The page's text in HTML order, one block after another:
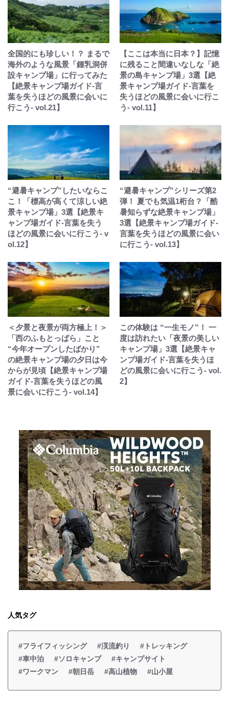
全国的にも珍しい！？ まるで
海外のような風景「鍾乳洞併
設キャンプ場」に行ってみた
【絶景キャンプ場ガイド-言
葉を失うほどの風景に会いに
行こう- vol.21】
【ここは本当に日本？】記憶
に残ること間違いなしな「絶
景の島キャンプ場」3選【絶
景キャンプ場ガイド-言葉を
失うほどの風景に会いに行こ
う- vol.11】
“避暑キャンプ”したいならこ
こ！「標高が高くて涼しい絶
景キャンプ場」3選【絶景キ
ャンプ場ガイド-言葉を失う
ほどの風景に会いに行こう- v
ol.12】
“避暑キャンプ”シリーズ第2
弾！ 夏でも気温1桁台？「酷
暑知らずな絶景キャンプ場」
3選【絶景キャンプ場ガイド-
言葉を失うほどの風景に会い
に行こう- vol.13】
＜夕景と夜景が両方極上！＞
「西のふもとっぱら」こと
“今年オープンしたばかり”
の絶景キャンプ場の夕日は今
からが見頃【絶景キャンプ場
ガイド-言葉を失うほどの風
景に会いに行こう- vol.14】
この体験は “一生モノ”！ 一
度は訪れたい「夜景の美しい
キャンプ場」3選【絶景キャ
ンプ場ガイド-言葉を失うほ
どの風景に会いに行こう- vol.
2】
人気タグ
#フライフィッシング #渓流釣り
#トレッキング
#車中泊
#ソロキャンプ
#キャンプサイト
#ワークマン
#朝日岳 #高山植物 #山小屋